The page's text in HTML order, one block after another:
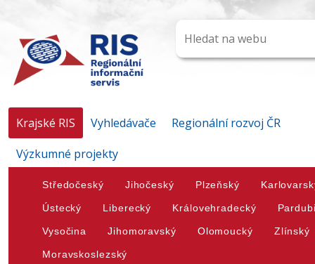
Krajské RIS Vyhledávače
Regionální rozvoj ČR
Výzkumné projekty
Středočeský Jihočeský Plzeňský
Ústecký Liberecký Královehradecký
Vysočina Jihomoravský Olomoucký Zlínský
Moravskoslezský